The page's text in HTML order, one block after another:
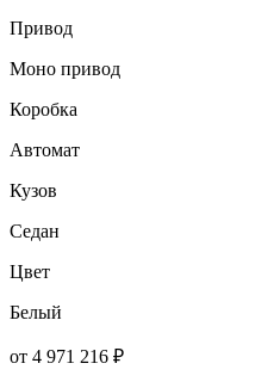
Привод
Моно привод
Коробка
Автомат
Кузов
Седан
Цвет
Белый
от 4 971 216 ₽